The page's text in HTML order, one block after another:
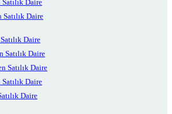
Daire
Daire
Daire
Satılık Daire
Satılık Daire
Daire
Daire